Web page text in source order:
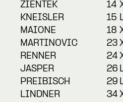
ZIENTEK
14
KNEISLER
15
MAIONE
18
MARTINOVIC
23
RENNER
24
JASPER
26
PREIBISCH
29
LINDNER
34